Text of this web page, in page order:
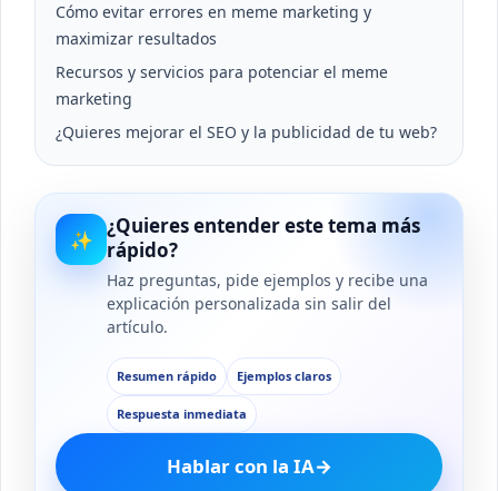
Cómo evitar errores en meme marketing y
maximizar resultados
Recursos y servicios para potenciar el meme
marketing
¿Quieres mejorar el SEO y la publicidad de tu web?
✨
¿Quieres entender este tema más
rápido?
Haz preguntas, pide ejemplos y recibe una
explicación personalizada sin salir del
artículo.
Resumen rápido Ejemplos claros
Respuesta inmediata
Hablar con la IA→